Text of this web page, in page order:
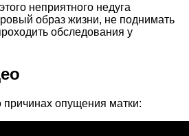
неприятного недуга
образ жизни, не поднимать
обследования у
причинах опущения матки: